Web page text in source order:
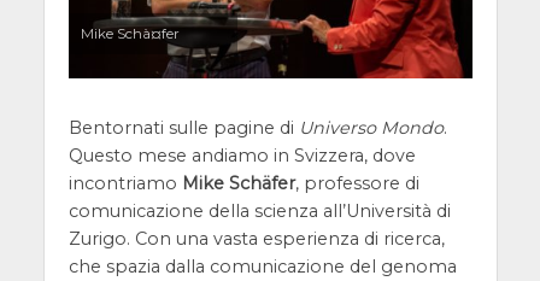
Mike Schà¤fer
Bentornati sulle pagine di Universo Mondo.
Questo mese andiamo in Svizzera, dove
incontriamo Mike Schäfer, professore di
comunicazione della scienza all’Università di
Zurigo. Con una vasta esperienza di ricerca,
che spazia dalla comunicazione del genoma